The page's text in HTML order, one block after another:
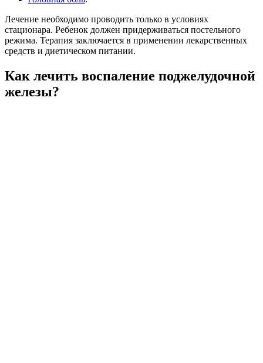
Лечение необходимо проводить только в условиях
стационара. Ребенок должен придерживаться постельного
режима. Терапия заключается в применении лекарственных
средств и диетическом питании.
Как лечить воспаление поджелудочной
железы?